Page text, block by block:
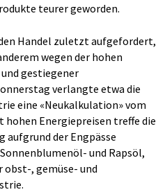
teurer geworden.
Handel zuletzt aufgefordert,
wegen der hohen
gestiegener
verlangte etwa die
eine «Neukalkulation» vom
hohen Energiepreisen treffe die
aufgrund der Engpässe
und Rapsöl,
obst-, gemüse- und